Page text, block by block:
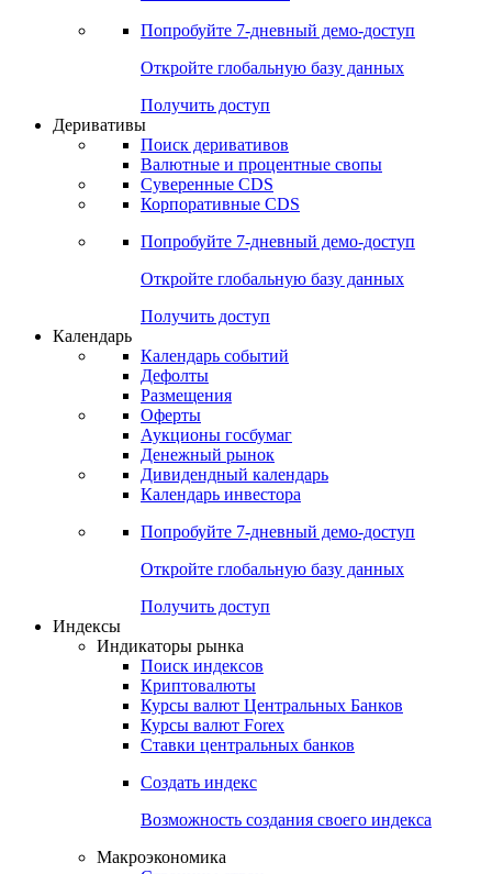
Сравнение ETF & Funds
Поиск Mutual Funds
Попробуйте7-дневный
Откройте глобальную базу данных
Получить доступ
Деривативы
Валютные и процентные свопы
Корпоративные CDS
Попробуйте7-дневный
Откройте глобальную базу данных
Получить доступ
Календарь
Календарь событий
Дефолты
Размещения
Оферты
Денежный рынок
Календарь инвестора
Попробуйте7-дневный
Откройте глобальную базу данных
Получить доступ
Индикаторы рынка
Поиск индексов
Курсы валют Центральных Банков
Ставки центральных банков
Создать индекс